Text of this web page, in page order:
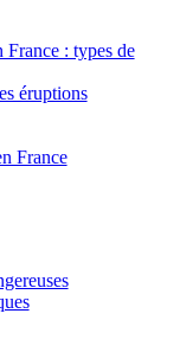
France : types de
éruptions
France